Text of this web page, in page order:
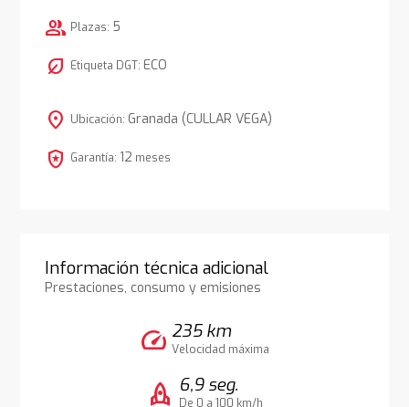
group Plazas: 5
nest_eco_leaf Etiqueta DGT: ECO
location_on Ubicación: Granada (CULLAR VEGA)
local_police Garantía: 12 meses
Información técnica adicional
Prestaciones, consumo y emisiones
speed 235 km
Velocidad máxima
rocket 6,9 seg.
De 0 a 100 km/h